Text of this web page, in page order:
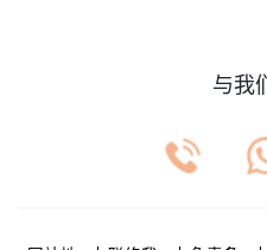
与我